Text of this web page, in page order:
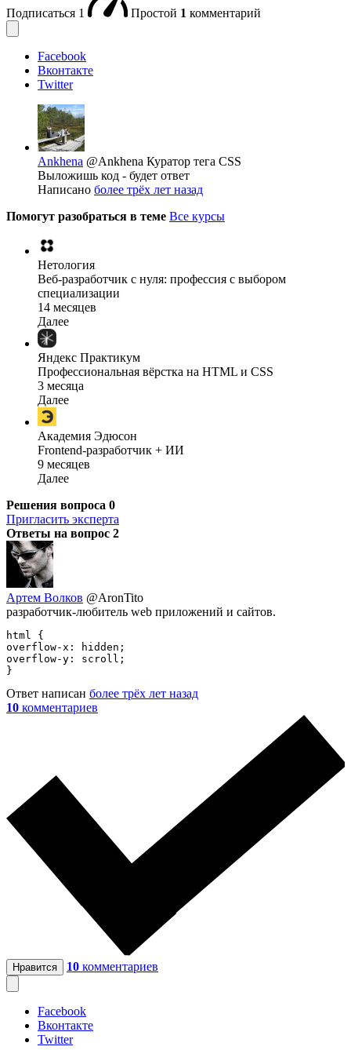
Подписаться 1 Простой 1 комментарий
Facebook
Вконтакте
Twitter
Ankhena @Ankhena Куратор тега CSS
Выложишь код - будет ответ
Написано более трёх лет назад
Помогут разобраться в теме Все курсы
Нетология
Веб-разработчик с нуля: профессия с выбором
специализации
14 месяцев
Далее
Яндекс Практикум
Профессиональная вёрстка на HTML и CSS
3 месяца
Далее
Академия Эдюсон
Frontend-разработчик + ИИ
9 месяцев
Далее
Решения вопроса 0
Пригласить эксперта
Ответы на вопрос 2
Артем Волков @AronTito
разработчик-любитель web приложений и сайтов.
html {
overflow-x: hidden;
overflow-y: scroll;
}
Ответ написан более трёх лет назад
10 комментариев
Нравится 10 комментариев
Facebook
Вконтакте
Twitter